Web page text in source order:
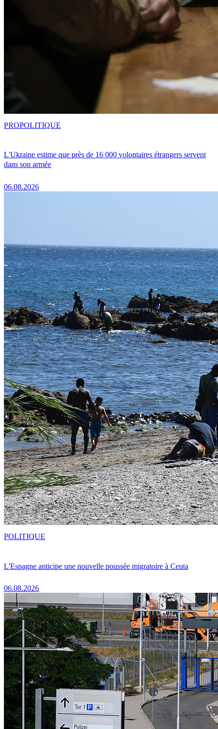
L'Ukraine estime que près de 16 000 volontaires étrangers servent
dans son armée
06.08.2026
PROPOLITIQUE
L'Espagne anticipe une nouvelle poussée migratoire à Ceuta
06.08.2026
POLITIQUE